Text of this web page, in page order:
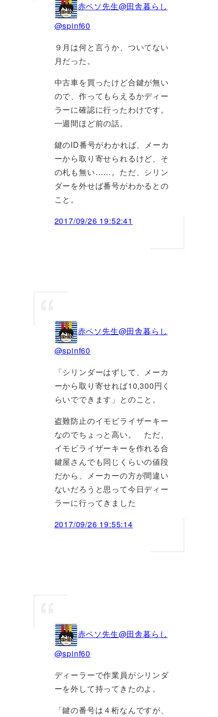
赤ペソ先生@田舎暮らし
@spinf60
９月は何と言うか、ついてない
月だった。
中古車を買ったけど合鍵が無い
ので、作ってもらえるかディー
ラーに確認に行ったわけです。
一週間ほど前の話。
鍵のID番号がわかれば、メーカ
ーから取り寄せられるけど、そ
の札も無い……。ただ、シリン
ダーを外せば番号がわかるとの
こと。
2017/09/26 19:52:41
赤ペソ先生@田舎暮らし
@spinf60
「シリンダーはずして、メーカ
ーから取り寄せれば10,300円く
らいでできます」とのこと。
盗難防止のイモビライザーキー
なのでちょっと高い。 ただ、
イモビライザーキーを作れる合
鍵屋さんでも同じくらいの値段
だから、メーカーの方が間違い
ないだろうと思って今日ディー
ラーに行ってきました
2017/09/26 19:55:14
赤ペソ先生@田舎暮らし
@spinf60
ディーラーで作業員がシリンダ
ーを外して持ってきたのよ。
「鍵の番号は４桁なんですが、